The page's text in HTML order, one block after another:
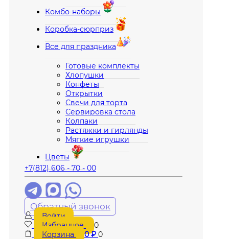
Комбо-наборы
Коробка-сюрприз
Все для праздника
Готовые комплекты
Хлопушки
Конфеты
Открытки
Свечи для торта
Сервировка стола
Колпаки
Растяжки и гирлянды
Мягкие игрушки
Цветы
+7(812) 606 - 70 - 00
Обратный звонок
Войти
Избранное
0
Корзина
0₽ 0